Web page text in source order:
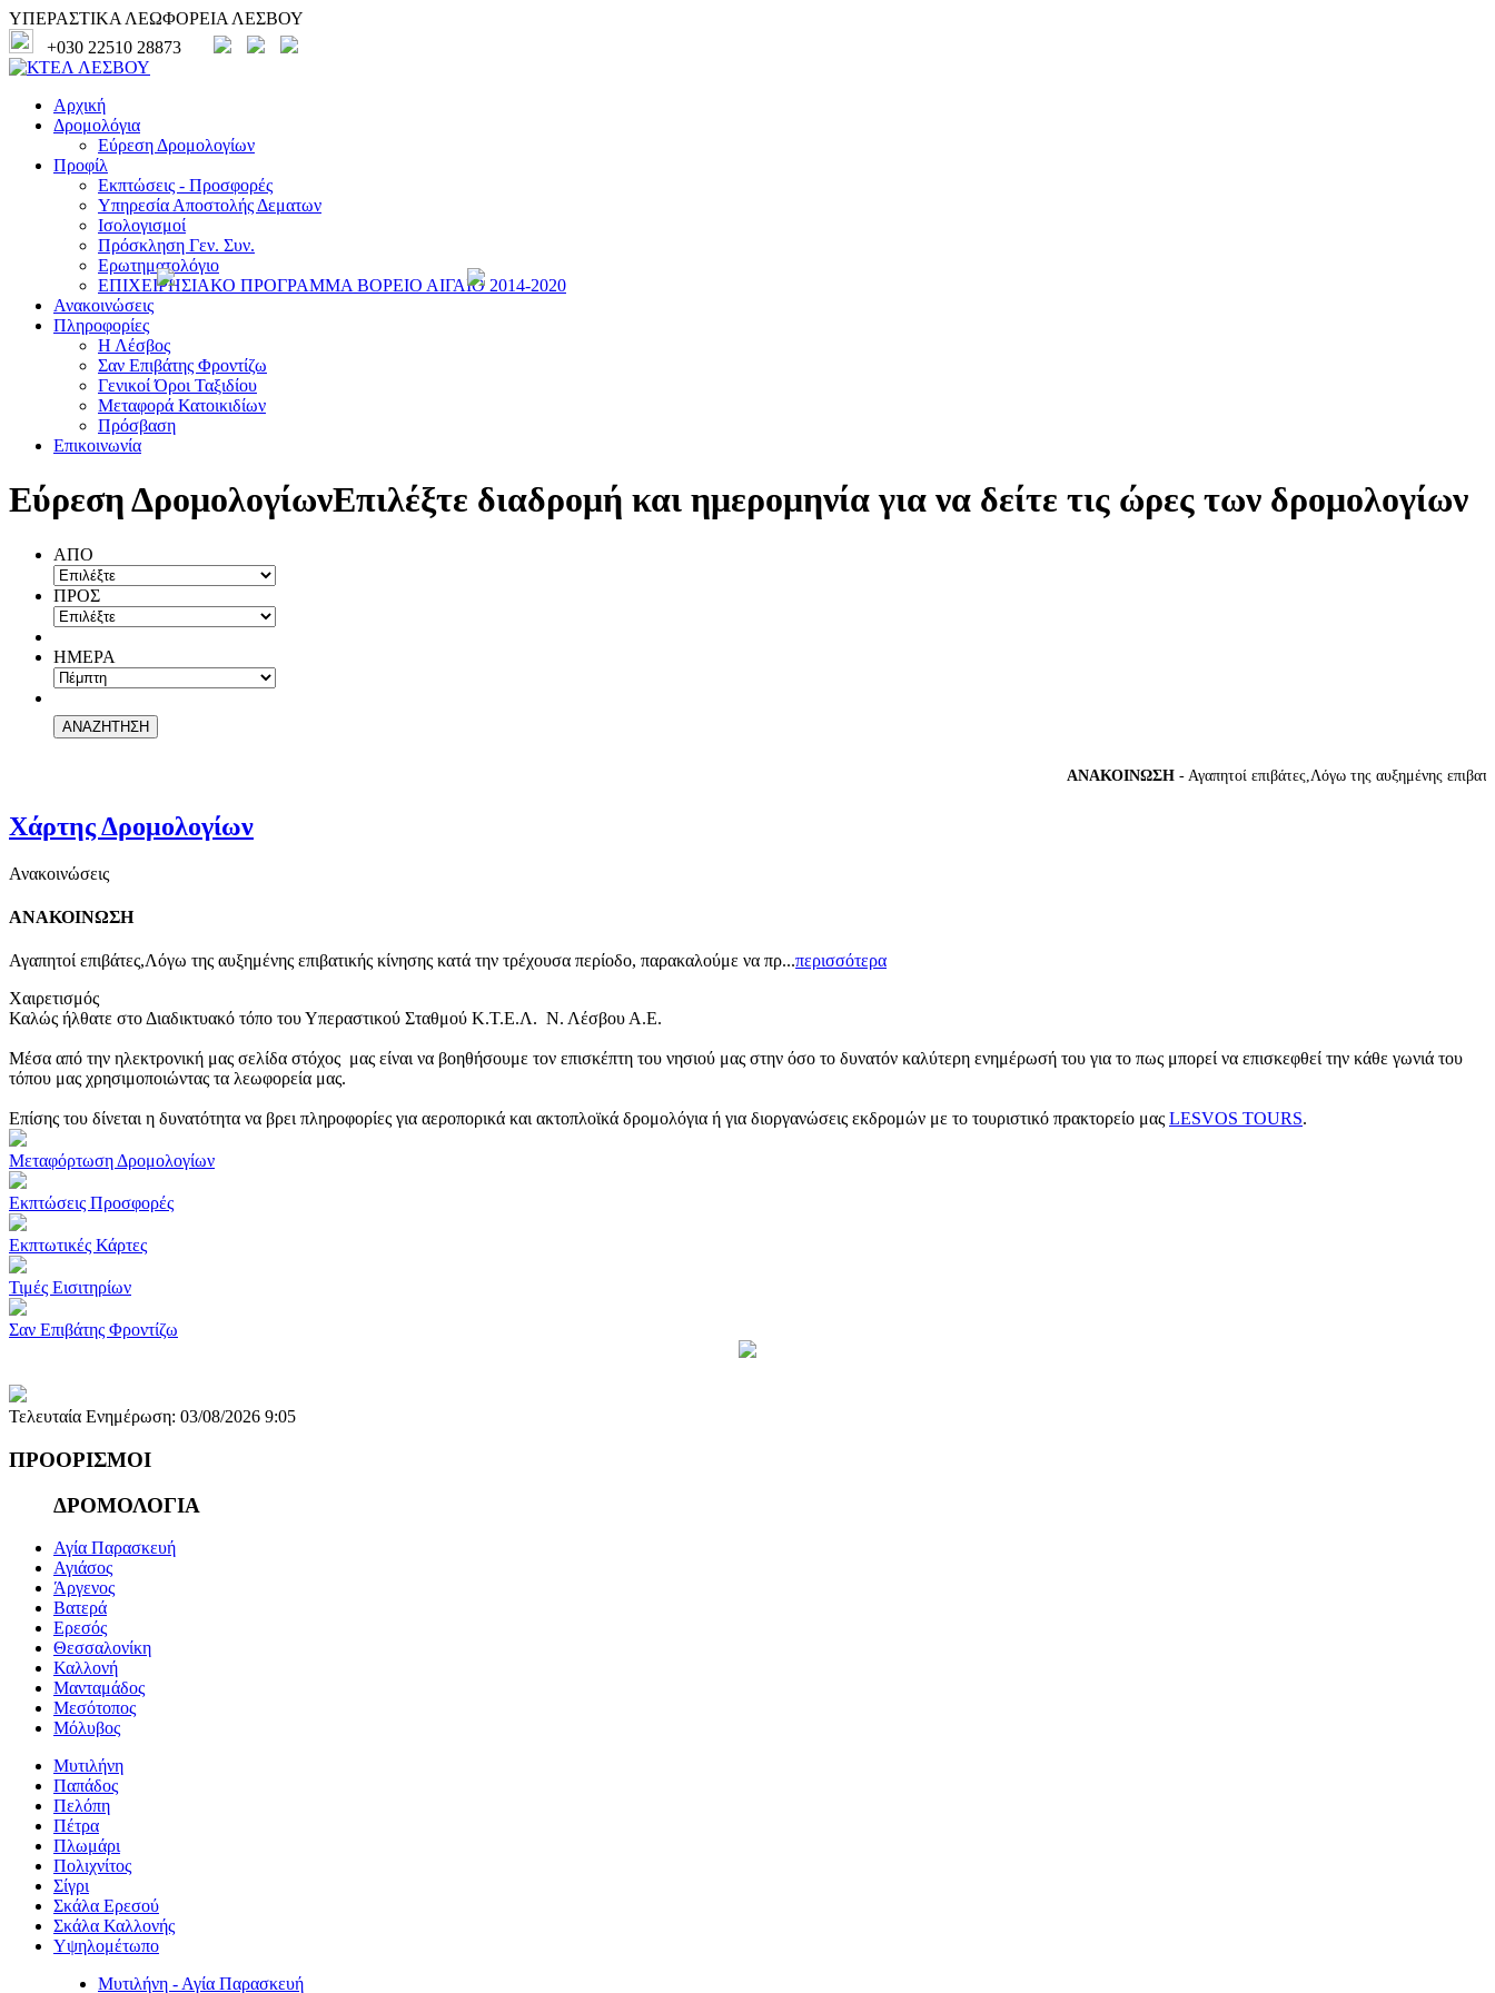
ΥΠΕΡΑΣΤΙΚΑ ΛΕΩΦΟΡΕΙΑ ΛΕΣΒΟΥ
+030 22510 28873
Αρχική
Δρομολόγια
Εύρεση Δρομολογίων
Προφίλ
Εκπτώσεις - Προσφορές
Υπηρεσία Αποστολής Δεματων
Ισολογισμοί
Πρόσκληση Γεν. Συν.
Ερωτηματολόγιο
ΕΠΙΧΕΙΡΗΣΙΑΚΟ ΠΡΟΓΡΑΜΜΑ ΒΟΡΕΙΟ ΑΙΓΑΙΟ 2014-2020
Ανακοινώσεις
Πληροφορίες
Η Λέσβος
Σαν Επιβάτης Φροντίζω
Γενικοί Όροι Ταξιδίου
Μεταφορά Κατοικιδίων
Πρόσβαση
Επικοινωνία
Εύρεση ΔρομολογίωνΕπιλέξτε διαδρομή και ημερομηνία για να δείτε τις ώρες των δρομολογίων
ΑΠΟ
ΠΡΟΣ
ΗΜΕΡΑ
ΑΝΑΚΟΙΝΩΣΗ- Αγαπητοί επιβάτες,Λόγω της αυξημένης
Χάρτης Δρομολογίων
Ανακοινώσεις
ΑΝΑΚΟΙΝΩΣΗ
Αγαπητοί επιβάτες,Λόγω της αυξημένης επιβατικής κίνησης κατά την τρέχουσα περίοδο, παρακαλούμε να πρ...περισσότερα
Χαιρετισμός
Καλώς ήλθατε στο Διαδικτυακό τόπο του Υπεραστικού Σταθμού Κ.Τ.Ε.Λ. Ν. Λέσβου Α.Ε.
Μέσα από την ηλεκτρονική μας σελίδα στόχος μας είναι να βοηθήσουμε τον επισκέπτη του νησιού μας στην όσο το δυνατόν καλύτερη ενημέρωσή του για το πως μπορεί να επισκεφθεί την κάθε γωνιά του
τόπου μας χρησιμοποιώντας τα λεωφορεία μας.
Επίσης του δίνεται η δυνατότητα να βρει πληροφορίες για αεροπορικά και ακτοπλοϊκά δρομολόγια ή για διοργανώσεις εκδρομών με το τουριστικό πρακτορείο μας LESVOS TOURS.
Μεταφόρτωση Δρομολογίων
Εκπτώσεις Προσφορές
Εκπτωτικές Κάρτες
Τιμές Εισιτηρίων
Σαν Επιβάτης Φροντίζω
Τελευταία Ενημέρωση: 03/08/2026 9:05
ΠΡΟΟΡΙΣΜΟΙ
ΔΡΟΜΟΛΟΓΙΑ
Αγία Παρασκευή
Αγιάσος
Άργενος
Βατερά
Ερεσός
Θεσσαλονίκη
Καλλονή
Μανταμάδος
Μεσότοπος
Μόλυβος
Μυτιλήνη
Παπάδος
Πελόπη
Πέτρα
Πλωμάρι
Πολιχνίτος
Σίγρι
Σκάλα Ερεσού
Σκάλα Καλλονής
Υψηλομέτωπο
Μυτιλήνη - Αγία Παρασκευή